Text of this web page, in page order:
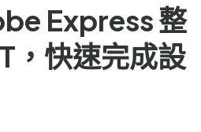
Express 整
，快速完成設